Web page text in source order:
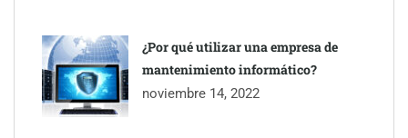
¿Por qué utilizar una empresa de
mantenimiento informático?
noviembre 14, 2022